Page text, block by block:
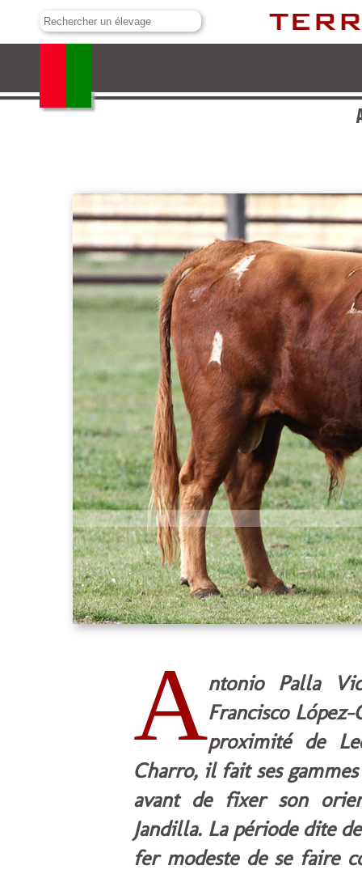
Antonio Palla
Francisco
proximité de
Charro, il fait ses
avant de fixer son
Jandilla. La période dite
fer modeste de se faire